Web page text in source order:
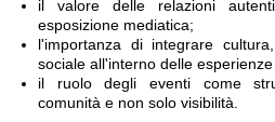
il valore delle relazioni
esposizione mediatica;
l'importanza di integrare
sociale all'interno delle
il ruolo degli eventi come
comunità e non solo visibilità.